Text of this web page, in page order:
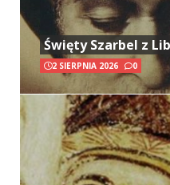
Święty Szarbel z
2 SIERPNIA 2026 0